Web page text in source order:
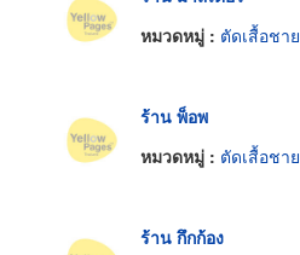
หมวดหมู่ : ตัดเสื้อชาย
ร้าน พ็อพ
หมวดหมู่ : ตัดเสื้อชาย
ร้าน กึกก้อง